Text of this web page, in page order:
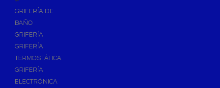
Estructuras
Fontanería
Aislamientos para Tuberías
Accesorios para Instalación de Gas
Válvulas para Gas
Accesorios y Repuestos de Gas
GRIFERÍA DE
BAÑO
GRIFERÍA
GRIFERÍA
TERMOSTÁTICA
GRIFERÍA
ELECTRÓNICA